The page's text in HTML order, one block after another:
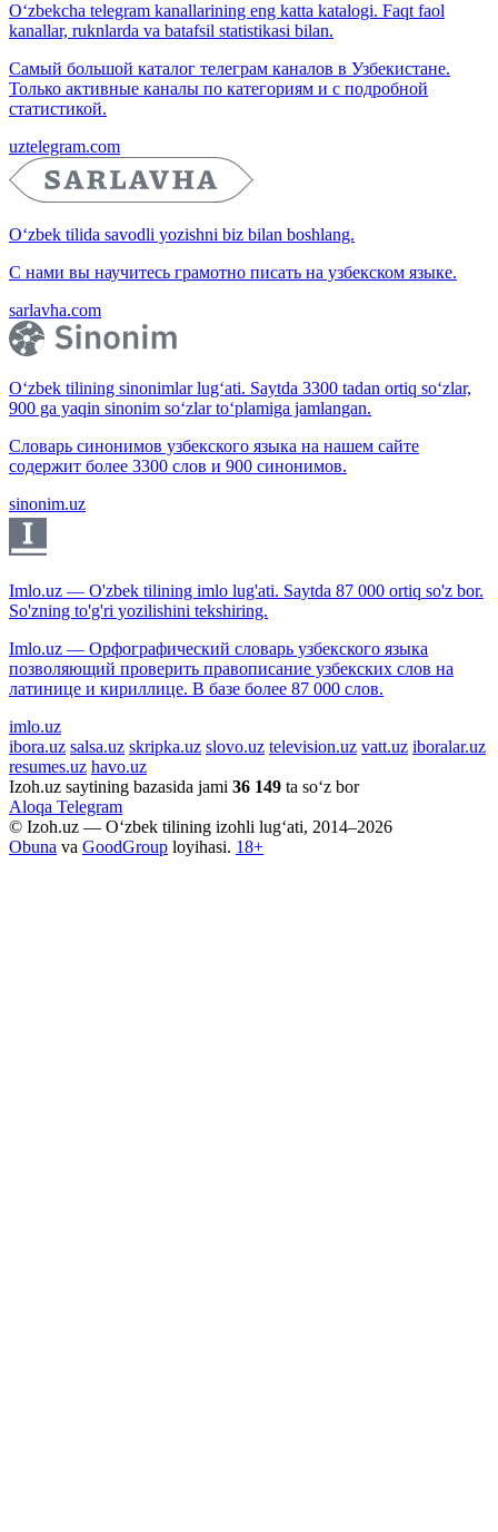
O‘zbekcha telegram kanallarining eng katta katalogi. Faqt faol
kanallar, ruknlarda va batafsil statistikasi bilan.
Самый большой каталог телеграм каналов в Узбекистане.
Только активные каналы по категориям и с подробной
статистикой.
uztelegram.com
O‘zbek tilida savodli yozishni biz bilan boshlang.
С нами вы научитесь грамотно писать на узбекском языке.
sarlavha.com
O‘zbek tilining sinonimlar lug‘ati. Saytda 3300 tadan ortiq so‘zlar,
900 ga yaqin sinonim so‘zlar to‘plamiga jamlangan.
Словарь синонимов узбекского языка на нашем сайте
содержит более 3300 слов и 900 синонимов.
sinonim.uz
Imlo.uz — O'zbek tilining imlo lug'ati. Saytda 87 000 ortiq so'z bor.
So'zning to'g'ri yozilishini tekshiring.
Imlo.uz — Орфографический словарь узбекского языка
позволяющий проверить правописание узбекских слов на
латинице и кириллице. В базе более 87 000 слов.
imlo.uz
ibora.uz salsa.uz skripka.uz slovo.uz television.uz vatt.uz iboralar.uz
resumes.uz havo.uz
Izoh.uz saytining bazasida jami 36 149 ta so‘z bor
Aloqa Telegram
© Izoh.uz — O‘zbek tilining izohli lug‘ati, 2014–2026
Obuna va GoodGroup loyihasi. 18+